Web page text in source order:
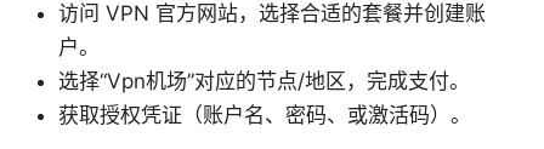
访问 VPN 官方网站，选择合适的套餐并创建账
户。
选择“Vpn机场”对应的节点/地区，完成支付。
获取授权凭证（账户名、密码、或激活码）。